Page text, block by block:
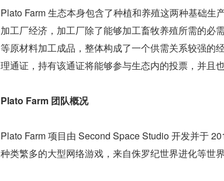
Plato Farm 生态本身包含了种植和养殖这两种基础生
加工厂经济，加工厂除了能够加工畜牧养殖所需的必
等原材料加工成品，整体构成了一个供需关系较强的
理通证，持有该通证将能够参与生态内的投票，并且也
Plato Farm 团队概况
Plato Farm 项目由 Second Space Studio 开发并于
种类繁多的大型网络游戏，来自侏罗纪世界进化等世